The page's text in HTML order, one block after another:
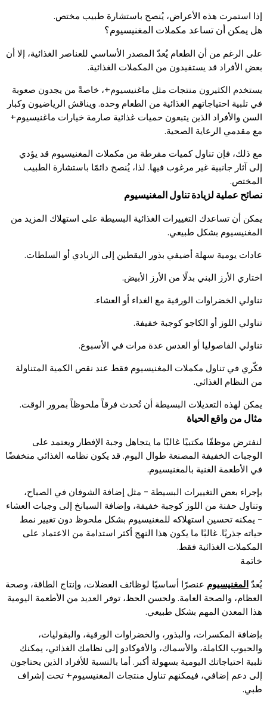
إذا استمرت هذه الأعراض، يُنصح باستشارة طبيب مختص.
هل يمكن أن تساعد مكملات المغنيسيوم؟
على الرغم من أن الطعام يُعدّ المصدر الأساسي للعناصر الغذائية، إلا أن
بعض الأفراد قد يستفيدون من المكملات الغذائية.
يستخدم الكثيرون منتجات مثل ماغنيسيوم+، خاصةً من يجدون صعوبة
في تلبية احتياجاتهم الغذائية من الطعام وحده. ويناقش الرياضيون وكبار
السن والأفراد الذين يتبعون حميات غذائية صارمة خيارات ماغنيسيوم+
مع مقدمي الرعاية الصحية.
مع ذلك، فإن تناول كميات مفرطة من مكملات المغنيسيوم قد يؤدي
إلى آثار جانبية غير مرغوب فيها. لذا، يُنصح دائمًا باستشارة الطبيب
المختص.
نصائح عملية لزيادة تناول المغنيسيوم
يمكن أن تساعدك التغييرات الغذائية البسيطة على استهلاك المزيد من
المغنيسيوم بشكل طبيعي.
عادات يومية سهلة أضيفي بذور اليقطين إلى الزبادي أو السلطات.
اختاري الأرز البني بدلًا من الأرز الأبيض.
تناولي الخضراوات الورقية مع الغداء أو العشاء.
تناولي اللوز أو الكاجو كوجبة خفيفة.
تناولي الفاصوليا أو العدس عدة مرات في الأسبوع.
فكّري في تناول مكملات المغنيسيوم فقط عند نقص الكمية المتناولة
من النظام الغذائي.
يمكن لهذه التعديلات البسيطة أن تُحدث فرقاً ملحوظاً بمرور الوقت.
مثال من واقع الحياة
لنفترض موظفًا مكتبيًا غالبًا ما يتجاهل وجبة الإفطار ويعتمد على
الوجبات الخفيفة المصنعة طوال اليوم. قد يكون نظامه الغذائي منخفضًا
في الأطعمة الغنية بالمغنيسيوم.
بإجراء بعض التغييرات البسيطة - مثل إضافة الشوفان في الصباح،
وتناول حفنة من اللوز كوجبة خفيفة، وإضافة السبانخ إلى وجبات العشاء
- يمكنه تحسين استهلاكه للمغنيسيوم بشكل ملحوظ دون تغيير نمط
حياته جذريًا. غالبًا ما يكون هذا النهج أكثر استدامة من الاعتماد على
المكملات الغذائية فقط.
خاتمة
يُعدّالمغنيسيوم عنصرًا أساسيًا لوظائف العضلات، وإنتاج الطاقة، وصحة
العظام، والصحة العامة. ولحسن الحظ، توفر العديد من الأطعمة اليومية
هذا المعدن المهم بشكل طبيعي.
بإضافة المكسرات، والبذور، والخضراوات الورقية، والبقوليات،
والحبوب الكاملة، والأسماك، والأفوكادو إلى نظامك الغذائي، يمكنك
تلبية احتياجاتك اليومية بسهولة أكبر. أما بالنسبة للأفراد الذين يحتاجون
إلى دعم إضافي، فيمكنهم تناول منتجات المغنيسيوم+ تحت إشراف
طبي.